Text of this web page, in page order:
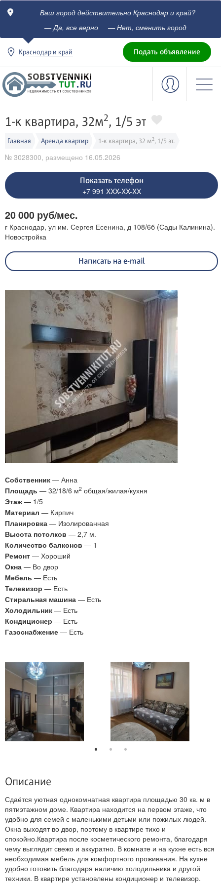
c
Ваш город действительно Краснодар и край?
— Да, все верно
— Нет, сменить город
Краснодар и край Подать объявление
1-к квартира, 32м2, 1/5 эт
Главная Аренда квартир 1-к квартира, 32 м2, 1/5 эт.
№ 3028300, размещено 16.05.2026
Показать телефон
+7 991 XXX-XX-XX
20 000 руб/мес.
г Краснодар, ул им. Сергея Есенина, д 108/6б (Сады Калинина).
Новостройка
Написать на e-mail
Собственник — Анна
Площадь — 32/18/6 м2 общая/жилая/кухня
Этаж — 1/5
Материал — Кирпич
Планировка — Изолированная
Высота потолков — 2,7 м.
Количество балконов — 1
Ремонт — Хороший
Окна — Во двор
Мебель — Есть
Телевизор — Есть
Стиральная машина — Есть
Холодильник — Есть
Кондиционер — Есть
Газоснабжение — Есть
Описание
Сдаётся уютная однокомнатная квартира площадью 30 кв. м в
пятиэтажном доме. Квартира находится на первом этаже, что
удобно для семей с маленькими детьми или пожилых людей.
Окна выходят во двор, поэтому в квартире тихо и
спокойно.Квартира после косметического ремонта, благодаря
чему выглядит свежо и аккуратно. В комнате и на кухне есть вся
необходимая мебель для комфортного проживания. На кухне
удобно готовить благодаря наличию холодильника и другой
техники. В квартире установлены кондиционер и телевизор.